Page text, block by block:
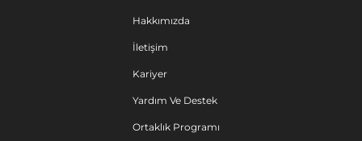
Hakkımızda
İletişim
Kariyer
Yardım Ve Destek
Ortaklık Programı